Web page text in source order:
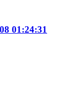
01:24:31